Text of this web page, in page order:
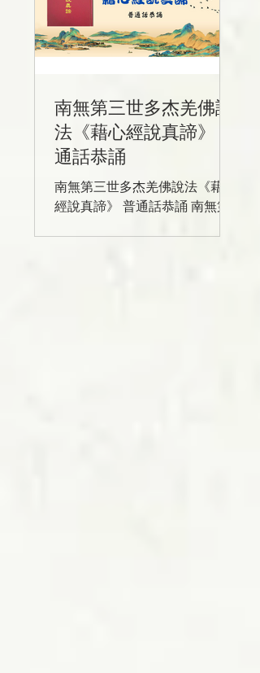
南無第三世多杰羌佛說
法《藉心經說真諦》 普
通話恭誦
南無第三世多杰羌佛說法《藉心
經說真諦》 普通話恭誦 南無第